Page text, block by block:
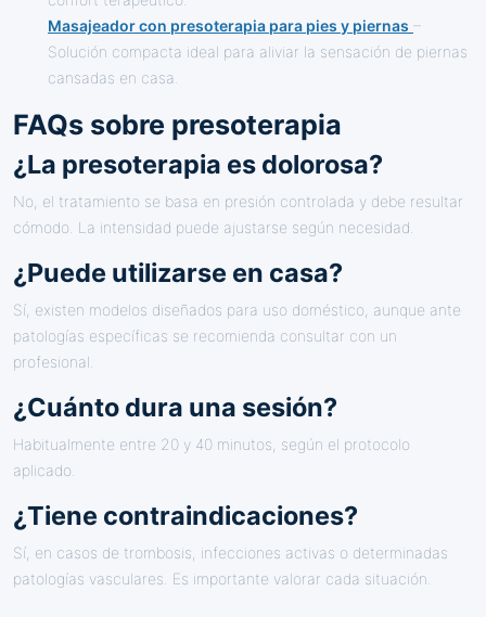
Masajeador con presoterapia para pies y piernas –
Solución compacta ideal para aliviar la sensación de piernas
cansadas en casa.
FAQs sobre presoterapia
¿La presoterapia es dolorosa?
No, el tratamiento se basa en presión controlada y debe resultar
cómodo. La intensidad puede ajustarse según necesidad.
¿Puede utilizarse en casa?
Sí, existen modelos diseñados para uso doméstico, aunque ante
patologías específicas se recomienda consultar con un
profesional.
¿Cuánto dura una sesión?
Habitualmente entre 20 y 40 minutos, según el protocolo
aplicado.
¿Tiene contraindicaciones?
Sí, en casos de trombosis, infecciones activas o determinadas
patologías vasculares. Es importante valorar cada situación.